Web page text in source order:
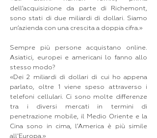
dell’acquisizione da parte di Richemont,
sono stati di due miliardi di dollari. Siamo
un’azienda con una crescita a doppia cifra.»
Sempre più persone acquistano online.
Asiatici, europei e americani lo fanno allo
stesso modo?
«Dei 2 miliardi di dollari di cui ho appena
parlato, oltre 1 viene speso attraverso i
telefoni cellulari. Ci sono molte differenze
tra i diversi mercati in termini di
penetrazione mobile, il Medio Oriente e la
Cina sono in cima, l’America è più simile
all'Europa.»